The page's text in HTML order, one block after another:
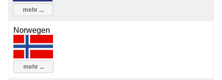
mehr ...
Norwegen
mehr ...